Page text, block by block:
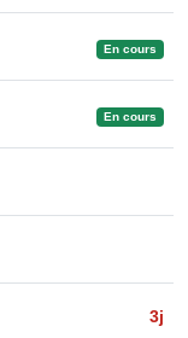
En cours
En cours
3j